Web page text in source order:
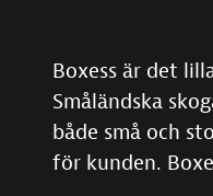
Boxess är det
Småländska
både små och
för kunden.